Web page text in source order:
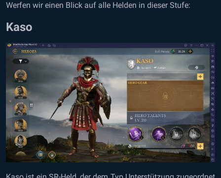
Werfen wir einen Blick auf alle Helden in dieser Stufe:
Kaso